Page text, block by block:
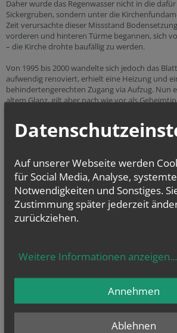
Daher wurde das Regenwasser nicht in die
Sickergruben, sondern unter die
Zeit verursachte dieser Missstand
vorderen und hinteren Türme begannen, sich
– die Kirche drohte baufällig zu werden.
Von 1995 bis 2000 wandelte sich jedoch das
aufwendig renoviert, erhielt eine Heizung und
behindertengerechten Zugang via Aufzug. Nun
altem Glanz, gilt aber nach wie vor als
Unsere Kirche aus der
Beeindruckende Bilder, die man gesehen
Auf unserer Webseite werden
für Social Media, Analyse,
Notwendigkeiten und Sonstiges.
Zustimmung später jederzeit
zurückziehen.
Weitere Informationen anzeigen...
Ablehnen
Annehmen